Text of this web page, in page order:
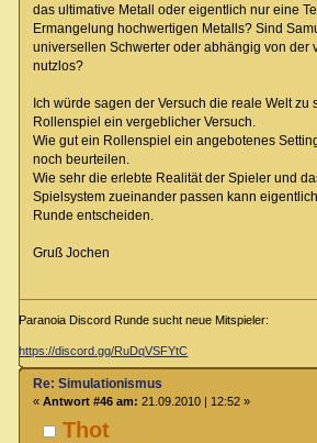
das ultimative Metall oder eigentlich nur eine
Ermangelung hochwertigen Metalls? Sind
universellen Schwerter oder abhängig von der
nutzlos?
Ich würde sagen der Versuch die reale Welt zu
Rollenspiel ein vergeblicher Versuch.
Wie gut ein Rollenspiel ein angebotenes
noch beurteilen.
Wie sehr die erlebte Realität der Spieler und
Spielsystem zueinander passen kann
Runde entscheiden.
Gruß Jochen
Paranoia Discord Runde sucht neue Mitspieler:
https://discord.gg/RuDqVSFYtC
Thot
Re: Simulationismus
« Antwort #46 am: 21.09.2010 | 12:52 »